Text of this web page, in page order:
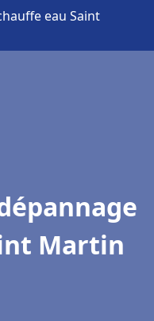
eau Saint
Martin